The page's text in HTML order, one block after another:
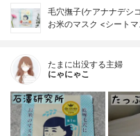
毛穴撫子(ケアナナデシ
お米のマスク <シート
たまに出没する主婦
にゃにゃこ